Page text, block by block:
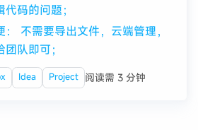
码的问题；
不需要导出文件，云端管理，
队即可；
Idea Project 阅读需 3 分钟